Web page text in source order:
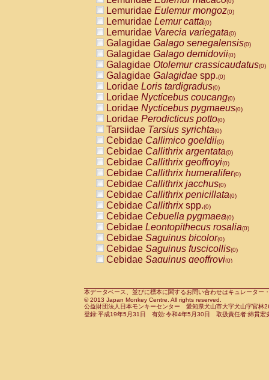
AtelidaeAlouatta fusca(0)
AtelidaeAlouatta seniculus
AtelidaeAlouattaspp.(0)
AtelidaeAteles belzebuth(0)
AtelidaeAteles geoffroyi(0)
AtelidaeAteles paniscus(0)
AtelidaeAtelesspp.(0)
Atelidae Lagothrix lagothricha
AtelidaeLagothrix lagothricha cana
PitheciidaeCacajao calvus
PitheciidaeCallicebus cupreus
PitheciidaeCallicebus donacophilus
PitheciidaeCallicebus moloch
PitheciidaeCallicebus torquatus
PitheciidaeCallicebusspp.(0)
PitheciidaeChiropotes satanas(0)
PitheciidaePithecia monachus
PitheciidaePithecia pithecia(0)
CercopithecidaeCercocebus agilis
CercopithecidaeCercocebus
CercopithecidaeCercocebus
CercopithecidaeCercocebus
CercopithecidaeCercocebus
CercopithecidaeCercocebushybrid
CercopithecidaePapio anubis(0)
CercopithecidaePapio cynocephalus
CercopithecidaePapio hamadryas(0)
Lemuridae Eulemur mongoz(0)
Lemuridae Lemur catta(0)
Lemuridae Varecia variegata(0)
Galagidae Galago senegalensis(0)
Galagidae Galago demidovii(0)
Galagidae Otolemur crassicaudatus(0)
Galagidae Galagidae spp.(0)
Loridae Loris tardigradus(0)
Loridae Nycticebus coucang(0)
Loridae Nycticebus pygmaeus(0)
Loridae Perodicticus potto(0)
Tarsiidae Tarsius syrichta(0)
Cebidae Callimico goeldii(0)
Cebidae Callithrix argentata(0)
Cebidae Callithrix geoffroyi(0)
Cebidae Callithrix humeralifer(0)
Cebidae Callithrix jacchus(0)
Cebidae Callithrix penicillata(0)
Cebidae Callithrixspp.(0)
Cebidae Cebuella pygmaea(0)
Cebidae Leontopithecus rosalia(0)
Cebidae Saguinus bicolor(0)
Cebidae Saguinus fuscicollis(0)
Cebidae Saguinus geoffroyi(0)
CebidaeSaguinus leucopus(0)
CebidaeSaguinus midas(0)
Cebidae Saguinus mystax(0)
本データベース、並びに標本に関するお問い合わせはキュレータ
© 2013 Japan Monkey Centre. All rights reserved.
公益財団法人日本モンキーセンター 愛知県犬山市大字犬山字官
登録:平成19年5月31日 有効:令和4年5月30日 取扱責任者:綿貫宏